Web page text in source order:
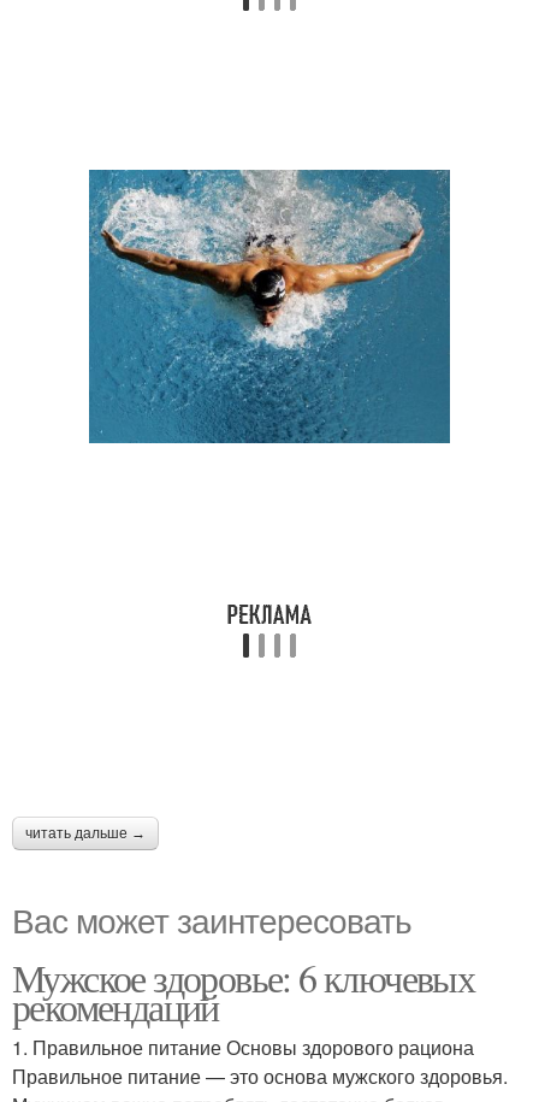
читать дальше →
Вас может заинтересовать
Мужское здоровье: 6 ключевых
рекомендаций
1. Правильное питание Основы здорового рациона
Правильное питание — это основа мужского здоровья.